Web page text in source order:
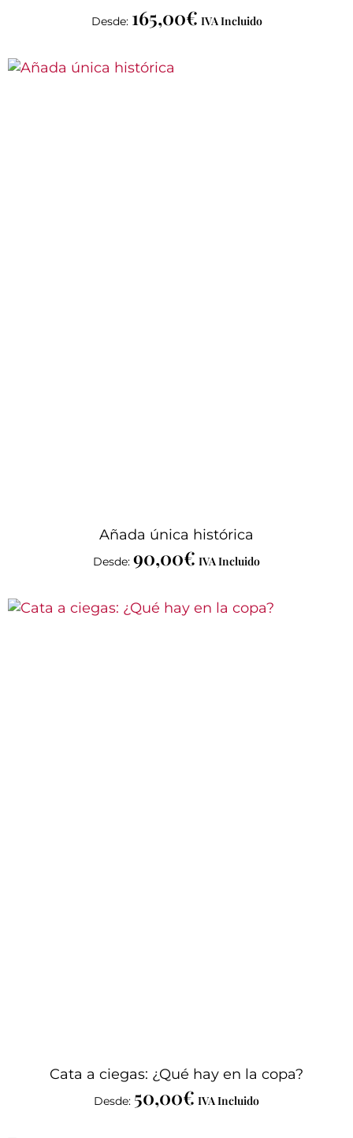
Desde: 165,00€ IVA Incluido
Añada única histórica
Desde: 90,00€ IVA Incluido
Cata a ciegas: ¿Qué hay en la copa?
Desde: 50,00€ IVA Incluido